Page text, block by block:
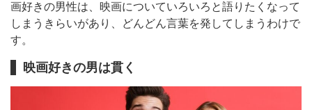
画好きの男性は、映画についていろいろと語りたくなって
しまうきらいがあり、どんどん言葉を発してしまうわけで
す。
映画好きの男は貫く